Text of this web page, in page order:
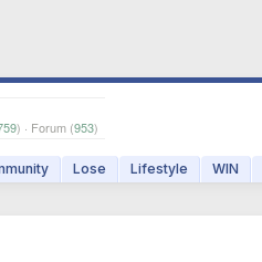
) · Forum (953)
Lose Lifestyle WIN